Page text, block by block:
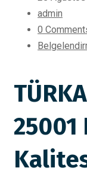
admin
0
25001